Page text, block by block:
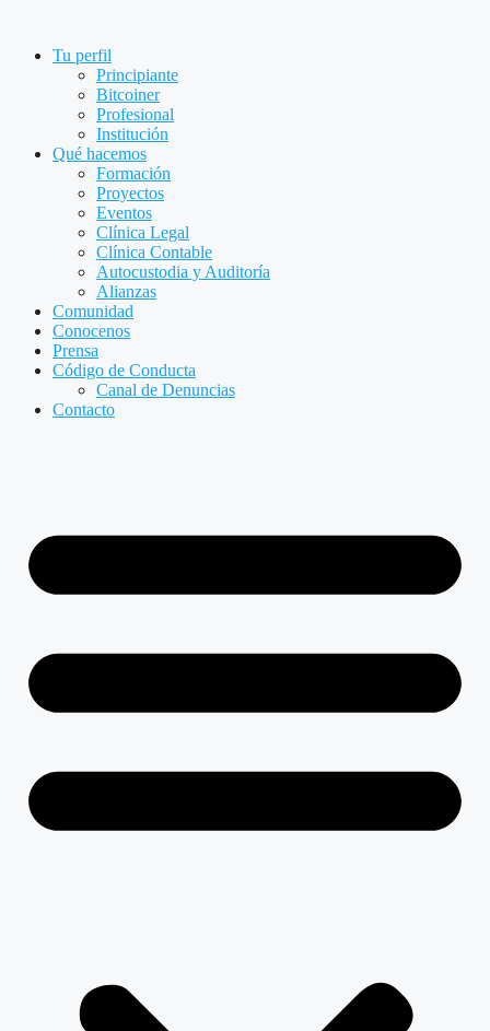
contenidoTu perfil
Principiante
Bitcoiner
Profesional
Institución
Qué hacemos
Formación
Proyectos
Eventos
Clínica Legal
Clínica Contable
Autocustodia y Auditoría
Alianzas
Comunidad
Conocenos
Prensa
Código de Conducta
Canal de Denuncias
Contacto